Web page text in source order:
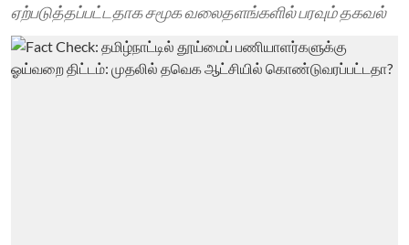
ஏற்படுத்தப்பட்டதாக சமூக வலைதளங்களில் பரவும் தகவல்